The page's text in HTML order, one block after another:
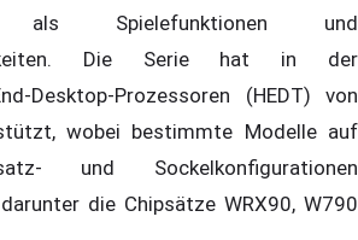
Spielefunktionen und
Die Serie hat in der
Desktop-Prozessoren (HEDT) von
wobei bestimmte Modelle auf
und Sockelkonfigurationen
die Chipsätze WRX90, W790